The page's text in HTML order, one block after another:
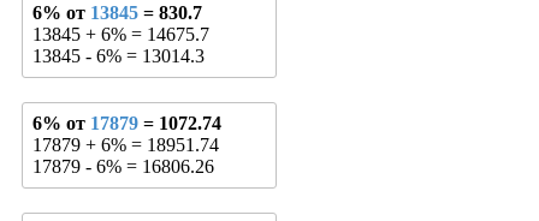
6% от 13845 = 830.7
13845 + 6% = 14675.7
13845 - 6% = 13014.3
6% от 17879 = 1072.74
17879 + 6% = 18951.74
17879 - 6% = 16806.26